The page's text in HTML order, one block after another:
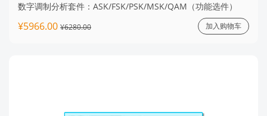
数字调制分析套件：ASK/FSK/PSK/MSK/QAM（功能选件）
¥5966.00 ¥6280.00 加入购物车